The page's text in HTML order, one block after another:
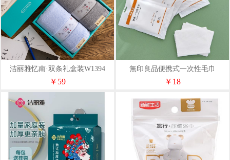
洁丽雅忆南·双条礼盒装W1394
￥59
無印良品便携式一次性毛巾
WL6XB6008
￥18